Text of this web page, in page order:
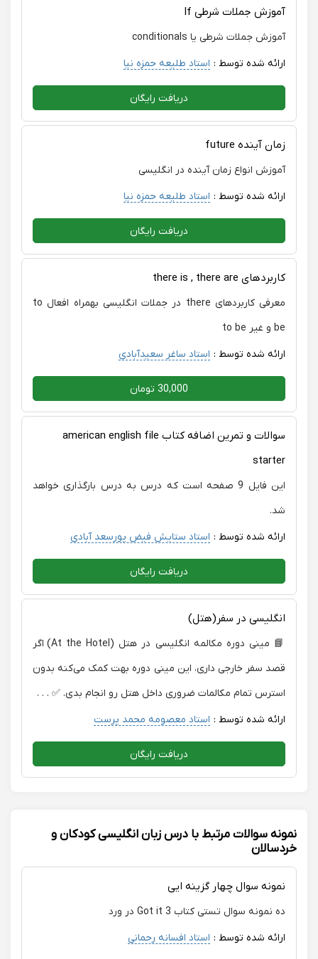
و متعهد هستید، با اطمینان خانم فاطمه آقامحسنی رو
پیشنهاد می‌کنم
آموزش جملات شرطی If
آموزش جملات شرطی یا conditionals
ارائه شده توسط : استاد طلیعه حمزه نیا
دریافت رایگان
زمان آینده future
آموزش انواع زمان آینده در انگلیسی
ارائه شده توسط : استاد طلیعه حمزه نیا
دریافت رایگان
کاربردهای there is , there are
معرفی کاربردهای there در جملات انگلیسی بهمراه افعال to
be و غیر to be
ارائه شده توسط : استاد ساغر سعیدآبادی
30,000 تومان
سوالات و تمرین اضافه کتاب american english file
starter
این فایل 9 صفحه است که درس به درس بارگذاری خواهد
شد.
ارائه شده توسط : استاد ستایش فیض پورسعد آبادی
دریافت رایگان
انگلیسی در سفر(هتل)
📘 مینی دوره مکالمه انگلیسی در هتل (At the Hotel) اگر
قصد سفر خارجی داری، این مینی دوره بهت کمک می‌کنه بدون
استرس تمام مکالمات ضروری داخل هتل رو انجام بدی. ✅ . . .
ارائه شده توسط : استاد معصومه محمد پرست
دریافت رایگان
نمونه سوالات مرتبط با درس زبان انگلیسی کودکان و
خردسالان
نمونه سوال چهار گزینه ایی
ده نمونه سوال تستی کتاب Got it 3 در ورد
ارائه شده توسط : استاد افسانه رحمانی